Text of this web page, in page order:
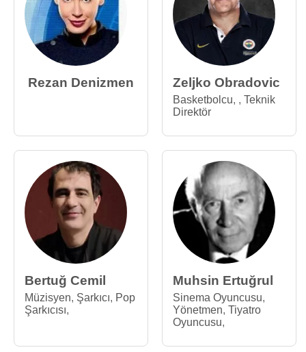
Rezan Denizmen Zeljko Obradovic
Basketbolcu, , Teknik
Direktör
Bertuğ Cemil
Müzisyen, Şarkıcı, Pop
Şarkıcısı,
Muhsin Ertuğrul
Sinema Oyuncusu,
Yönetmen, Tiyatro
Oyuncusu,